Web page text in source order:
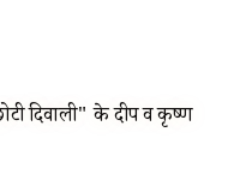
दिवाली" के दीप व कृष्ण